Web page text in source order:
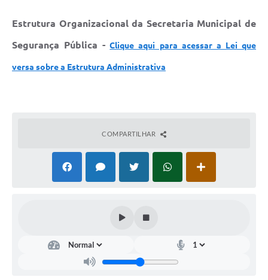
Estrutura Organizacional da Secretaria Municipal de
Segurança Pública - Clique aqui para acessar a Lei que
versa sobre a Estrutura Administrativa
COMPARTILHAR